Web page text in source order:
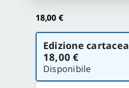
18,00 €
Scegli
versione
Edizione cartacea
18,00 €
Disponibile